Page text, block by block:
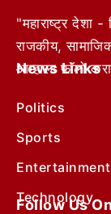
"महाराष्ट्र देशा -
राजकीय,
आम्हाला फॉलो
News Links
Politics
Sports
Entertainment
Technology
Follow Us